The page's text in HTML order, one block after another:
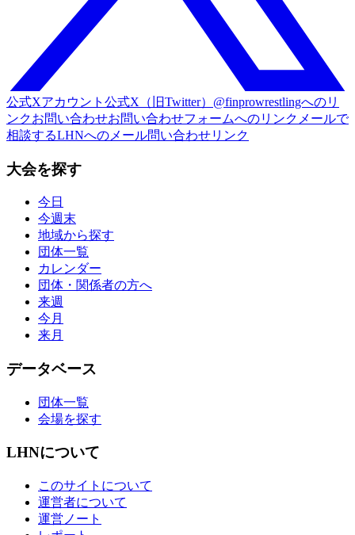
公式Xアカウント 公式X（旧Twitter）@finprowrestlingへのリ
ンクお問い合わせお問い合わせフォームへのリンク メールで
相談するLHNへのメール問い合わせリンク
大会を探す
今日
今週末
地域から探す
団体一覧
カレンダー
団体・関係者の方へ
来週
今月
来月
データベース
団体一覧
会場を探す
LHNについて
このサイトについて
運営者について
運営ノート